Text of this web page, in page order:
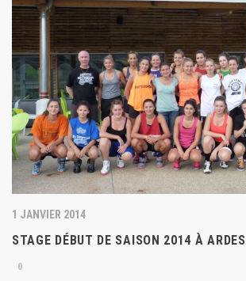
1 JANVIER 2014
STAGE DÉBUT DE SAISON 2014 À ARDES
0